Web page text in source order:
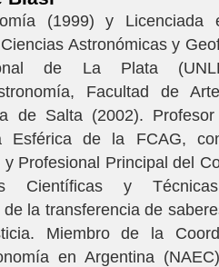
(1999) y Licenciada
Astronómicas y
de La Plata
Facultad de
de Salta (2002).
Esférica de la FCAG,
Profesional Principal del
Científicas y
la transferencia de
Miembro de la
en Argentina